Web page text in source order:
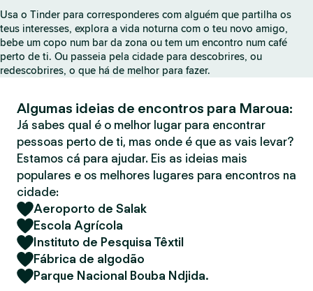
o
T
i
n
r
Usa o Tinder para corresponderes com alguém que partilha os
teus interesses, explora a vida noturna com o teu novo amigo,
bebe um copo num bar da zona ou tem um encontro num café
perto de ti. Ou passeia pela cidade para descobrires, ou
redescobrires, o que há de melhor para fazer.
Algumas ideias de encontros para Maroua:
Já sabes qual é o melhor lugar para encontrar
pessoas perto de ti, mas onde é que as vais levar?
Estamos cá para ajudar. Eis as ideias mais
populares e os melhores lugares para encontros na
cidade:
Aeroporto de Salak
Escola Agrícola
Instituto de Pesquisa Têxtil
Fábrica de algodão
Parque Nacional Bouba Ndjida.